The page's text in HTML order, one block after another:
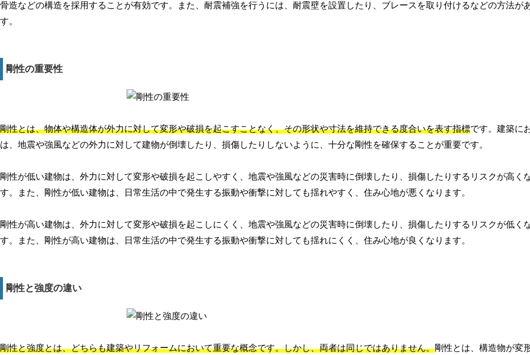
骨造などの構造を採用することが有効です。また、耐震補強を行うには、耐震壁を設置したり、ブレースを取り付けるなどの方法が
す。
剛性の重要性
剛性とは、物体や構造体が外力に対して変形や破損を起こすことなく、その形状や寸法を維持できる度合いを表す指標です。建築に
は、地震や強風などの外力に対して建物が倒壊したり、損傷したりしないように、十分な剛性を確保することが重要です。
剛性が低い建物は、外力に対して変形や破損を起こしやすく、地震や強風などの災害時に倒壊したり、損傷したりするリスクが高く
す。また、剛性が低い建物は、日常生活の中で発生する振動や衝撃に対しても揺れやすく、住み心地が悪くなります。
剛性が高い建物は、外力に対して変形や破損を起こしにくく、地震や強風などの災害時に倒壊したり、損傷したりするリスクが低く
す。また、剛性が高い建物は、日常生活の中で発生する振動や衝撃に対しても揺れにくく、住み心地が良くなります。
剛性と強度の違い
剛性と強度とは、どちらも建築やリフォームにおいて重要な概念です。しかし、両者は同じではありません。剛性とは、構造物が変